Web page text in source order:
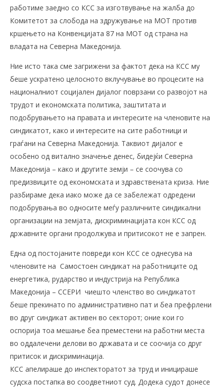
работиме заедно со КСС за изготвување на жалба до
Комитетот за слобода на здружување на МОТ против
кршењето на Конвенцијата 87 на МОТ од страна на
владата на Северна Македонија.
Ние исто така сме загрижени за фактот дека на КСС му
беше ускратено целосното вклучување во процесите на
националниот социјален дијалог поврзани со развојот на
трудот и економската политика, заштитата и
подобрувањето на правата и интересите на членовите на
синдикатот, како и интересите на сите работници и
граѓани на Северна Македонија. Таквиот дијалог е
особено од витално значење денес, бидејќи Северна
Македонија – како и другите земји – се соочува со
предизвиците од економската и здравствената криза. Ние
разбираме дека иако може да се забележат одредени
подобрувања во односите меѓу различните синдикални
организации на земјата, дискриминацијата кон КСС од
државните органи продолжува и притисокот не е запрен.
Една од постојаните повреди кон КСС се однесува на
членовите на Самостоен синдикат на работниците од
енергетика, рударство и индустрија на Република
Македонија – ССЕРИ чиешто членство во синдикатот
беше прекинато по административно пат и беа префрлени
во друг синдикат активен во секторот; оние кои го
оспорија тоа мешање беа преместени на работни места
во оддалечени делови во државата и се соочија со друг
притисок и дискриминација.
КСС апелираше до инспекторатот за труд и иницираше
судска постапка во соодветниот суд. Додека судот донесе